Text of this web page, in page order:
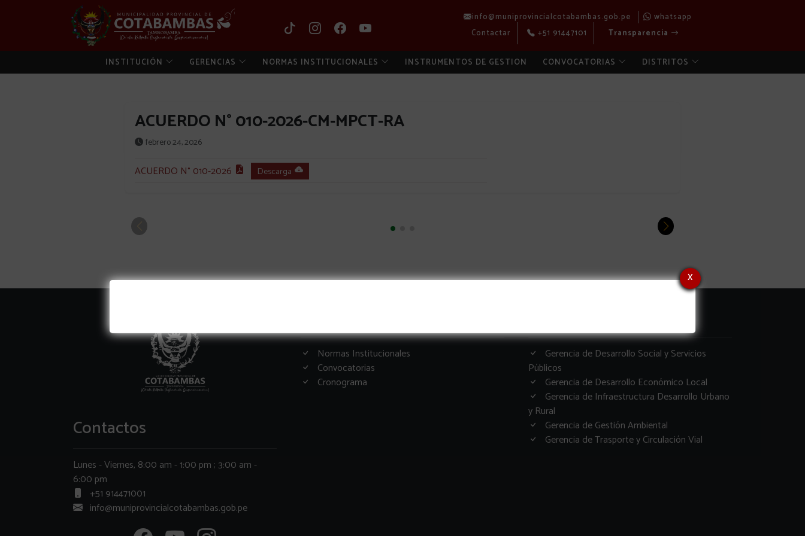
info@muniprovincialcotabambas.gob.pe
whatsapp
Contactar
+51 91447101 Transparencia
INSTITUCIÓN GERENCIAS NORMAS INSTITUCIONALES INSTRUMENTOS DE GESTION CONVOCATORIAS DISTRITOS
ACUERDO N° 010-2026-CM-MPCT-RA
febrero 24, 2026
ACUERDO N° 010-2026 Descarga
x
Contactos
Lunes - Viernes, 8:00 am - 1:00 pm ; 3:00 am -
6:00 pm
+51 914471001
info@muniprovincialcotabambas.gob.pe
Normas Institucionales
Convocatorias
Cronograma
Gerencia de Desarrollo Social y Servicios
Públicos
Gerencia de Desarrollo Económico Local
Gerencia de Infraestructura Desarrollo Urbano
y Rural
Gerencia de Gestión Ambiental
Gerencia de Trasporte y Circulación Vial